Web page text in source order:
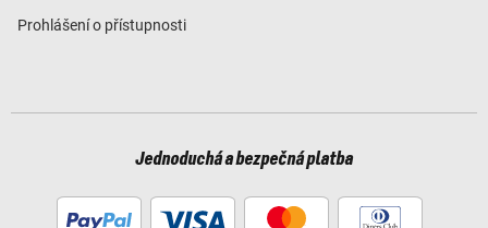
Prohlášení o přístupnosti
Jednoduchá a bezpečná platba